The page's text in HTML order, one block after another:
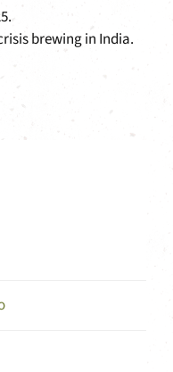
brewing in India.